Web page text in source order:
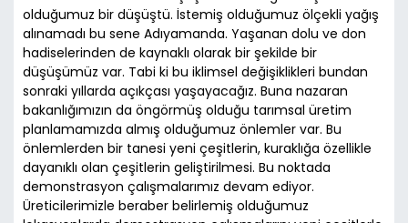
olduğumuz bir düşüştü. İstemiş olduğumuz ölçekli yağış
alınamadı bu sene Adıyamanda. Yaşanan dolu ve don
hadiselerinden de kaynaklı olarak bir şekilde bir
düşüşümüz var. Tabi ki bu iklimsel değişiklikleri bundan
sonraki yıllarda açıkçası yaşayacağız. Buna nazaran
bakanlığımızın da öngörmüş olduğu tarımsal üretim
planlamamızda almış olduğumuz önlemler var. Bu
önlemlerden bir tanesi yeni çeşitlerin, kuraklığa özellikle
dayanıklı olan çeşitlerin geliştirilmesi. Bu noktada
demonstrasyon çalışmalarımız devam ediyor.
Üreticilerimizle beraber belirlemiş olduğumuz